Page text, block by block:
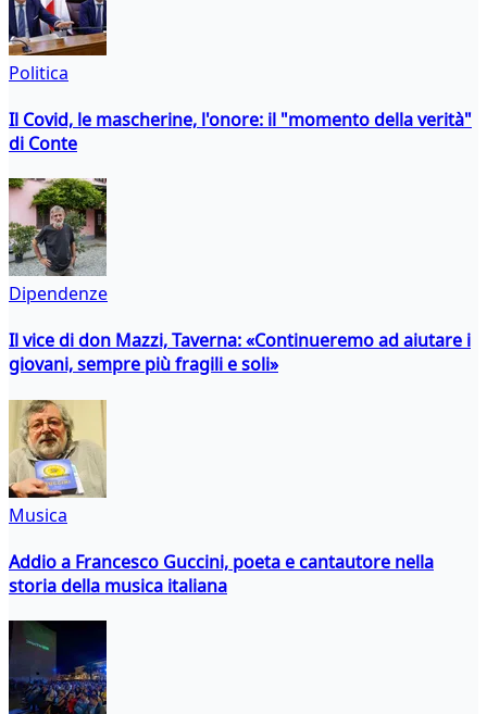
Politica
Il Covid, le mascherine, l'onore: il "momento della verità"
di Conte
Dipendenze
Il vice di don Mazzi, Taverna: «Continueremo ad aiutare i
giovani, sempre più fragili e soli»
Musica
Addio a Francesco Guccini, poeta e cantautore nella
storia della musica italiana